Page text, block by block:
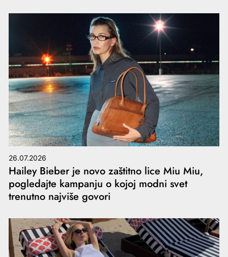
26.07.2026
Hailey Bieber je novo zaštitno lice Miu Miu,
pogledajte kampanju o kojoj modni svet
trenutno najviše govori